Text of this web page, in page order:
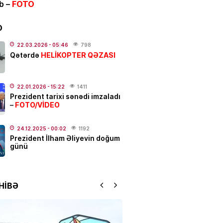
karta köçürmələrə
- 12:04 819
2 avqust, 2026-cı il
- 00:12
qanlı partlayışda yeni
Ad günü keçirilən generalın
oldu
sabiq nazir vəfat
– FOTO
22.03.2026 - 05:46 798
Qətərdə HELİKOPTER QƏZASI
22.01.2026 - 15:22 1411
Prezident tarixi sənədi imzaladı
– FOTO/VİDEO
24.12.2025 - 00:02 1192
Prezident İlham Əliyevin doğum
günü